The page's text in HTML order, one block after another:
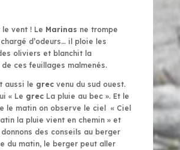
vent ! Le Marinas ne trompe
d’odeurs… il ploie les
oliviers et blanchit la
ces feuillages malmenés.
aussi le grecvenu du sud ouest.
« Le grec La pluie au bec ». Et le
le matin on observe le ciel « Ciel
la pluie vient en chemin » et
des conseils au berger
du matin, le berger peut aller